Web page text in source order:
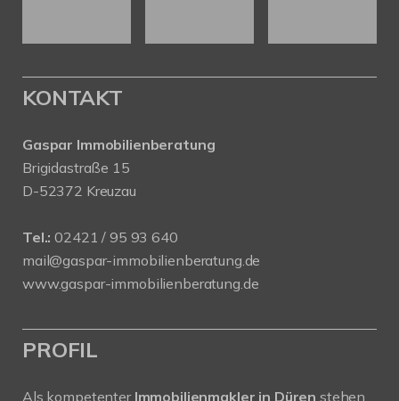
KONTAKT
Gaspar Immobilienberatung
Brigidastraße 15
D-52372 Kreuzau
Tel.: 02421 / 95 93 640
mail@gaspar-immobilienberatung.de
www.gaspar-immobilienberatung.de
PROFIL
Als kompetenter Immobilienmakler in Düren stehen